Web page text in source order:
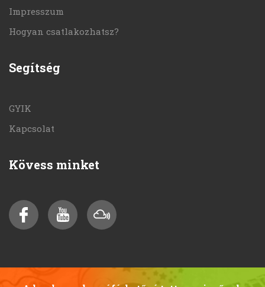
Impresszum
Hogyan csatlakozhatsz?
Segítség
GYIK
Kapcsolat
Kövess minket